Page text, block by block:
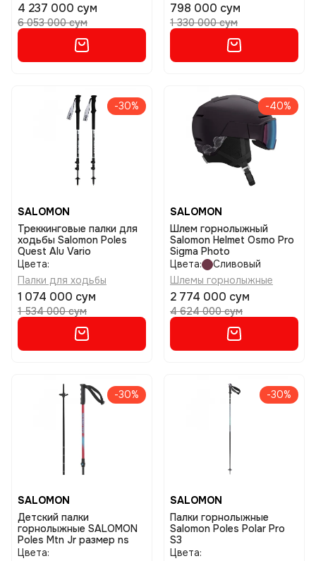
4 237 000 сум
6 053 000 сум
798 000 сум
1 330 000 сум
-30%
SALOMON
Треккинговые палки для
ходьбы Salomon Poles
Quest Alu Vario
Цвета:
Палки для ходьбы
1 074 000 сум
1 534 000 сум
-40%
SALOMON
Шлем горнолыжный
Salomon Helmet Osmo Pro
Sigma Photo
Цвета:
Сливовый
Шлемы горнолыжные
2 774 000 сум
4 624 000 сум
-30%
SALOMON
Детский палки
горнолыжные SALOMON
Poles Mtn Jr размер ns
Цвета:
-30%
SALOMON
Палки горнолыжные
Salomon Poles Polar Pro
S3
Цвета: